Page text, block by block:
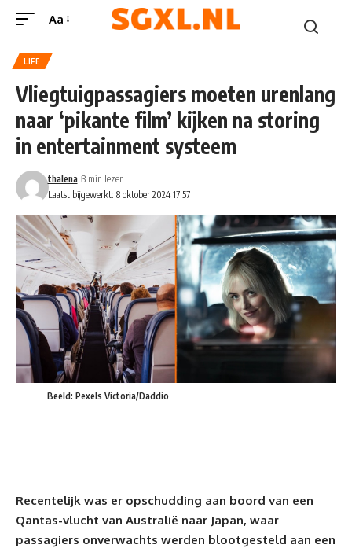
Aa
LIFE
Vliegtuigpassagiers moeten urenlang
naar ‘pikante film’ kijken na storing
in entertainment systeem
Laatst bijgewerkt: 8 oktober 2024 17:57
thalena 3 min lezen
Beeld: Pexels Victoria/Daddio
Recentelijk was er opschudding aan boord van een
Qantas-vlucht van Australië naar Japan, waar
passagiers onverwachts werden blootgesteld aan een